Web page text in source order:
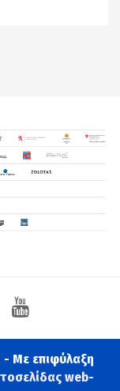
- Με επιφύλαξη
web-